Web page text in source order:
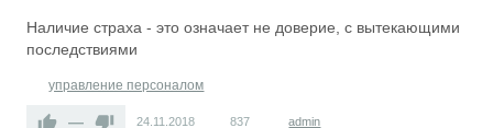
Наличие страха - это означает не доверие, с вытекающими
последствиями
управление персоналом
— 24.11.2018 837 admin